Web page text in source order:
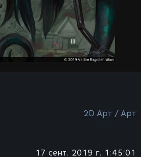
2D Арт / Арт
17 сент. 2019 г. 1:45:01